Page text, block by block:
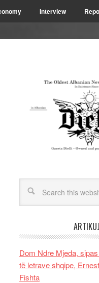
Interview
Dom Ndre Mjeda,
të letrave shqipe,
Fishta